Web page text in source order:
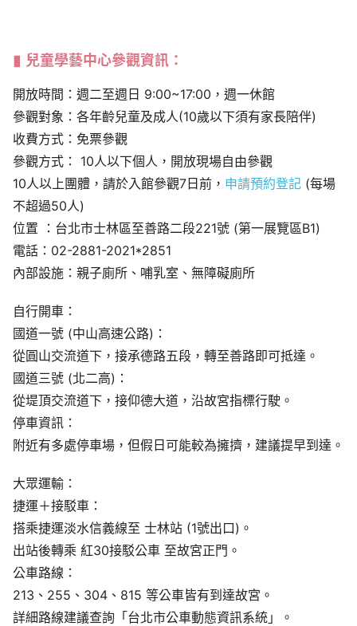
兒童學藝中心參觀資訊：
開放時間：週二至週日 9:00~17:00，週一休館
參觀對象：各年齡兒童及成人(10歲以下須有家長陪伴)
收費方式：免票參觀
參觀方式： 10人以下個人，開放現場自由參觀
10人以上團體，請於入館參觀7日前， 申請預約登記 (每場
不超過50人)
位置 ：台北市士林區至善路二段221號 (第一展覽區B1)
電話：02-2881-2021*2851
內部設施：親子廁所、哺乳室、無障礙廁所
自行開車：
國道一號 (中山高速公路)：
從圓山交流道下，接承德路五段，轉至善路即可抵達。
國道三號 (北二高)：
從堤頂交流道下，接仰德大道，沿故宮指標行駛。
停車資訊：
附近有多處停車場，但假日可能較為擁擠，建議提早到達。
大眾運輸：
捷運＋接駁車：
搭乘捷運淡水信義線至 士林站 (1號出口)。
出站後轉乘 紅30接駁公車 至故宮正門。
公車路線：
213、255、304、815 等公車皆有到達故宮。
詳細路線建議查詢「台北市公車動態資訊系統」。